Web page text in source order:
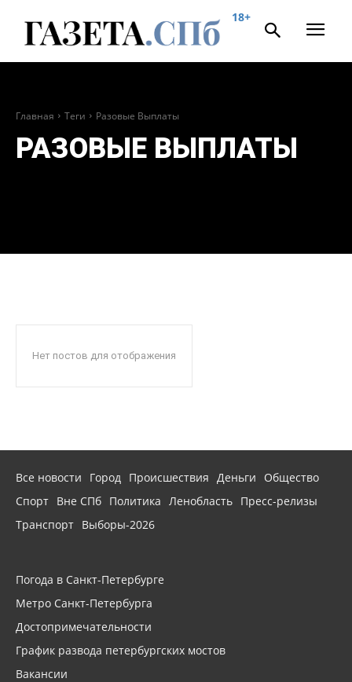
18+
Главная Теги Разовые Выплаты
РАЗОВЫЕ ВЫПЛАТЫ
Нет постов для отображения
Все новости Город Происшествия Деньги
Общество
Спорт Вне СПб Политика Ленобласть Пресс-релизы
Транспорт Выборы-2026
Погода в Санкт-Петербурге
Метро Санкт-Петербурга
Достопримечательности
График развода петербургских мостов
Вакансии